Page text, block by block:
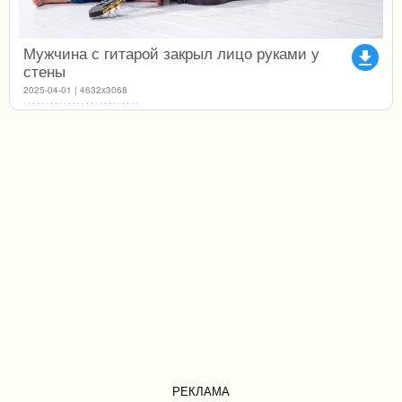
file_download
Мужчина с гитарой закрыл лицо руками у
стены
2025-04-01 | 4632x3068
РЕКЛАМА